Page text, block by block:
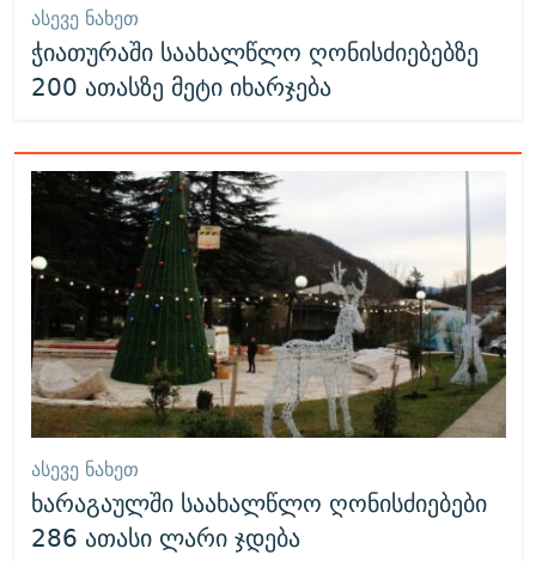
ᲐᲡᲔᲕᲔ ᲜᲐᲮᲔᲗ
ჭიათურაში საახალწლო ღონისძიებებზე
200 ათასზე მეტი იხარჯება
ᲐᲡᲔᲕᲔ ᲜᲐᲮᲔᲗ
ხარაგაულში საახალწლო ღონისძიებები
286 ათასი ლარი ჯდება